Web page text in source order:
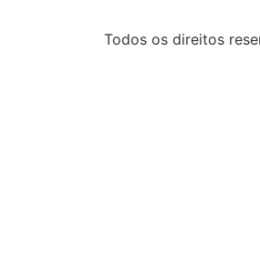
Todos os direitos